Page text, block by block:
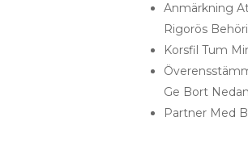
Anmärkning
Rigorös
Korsfil Tum
Ge Bort
Partner Med